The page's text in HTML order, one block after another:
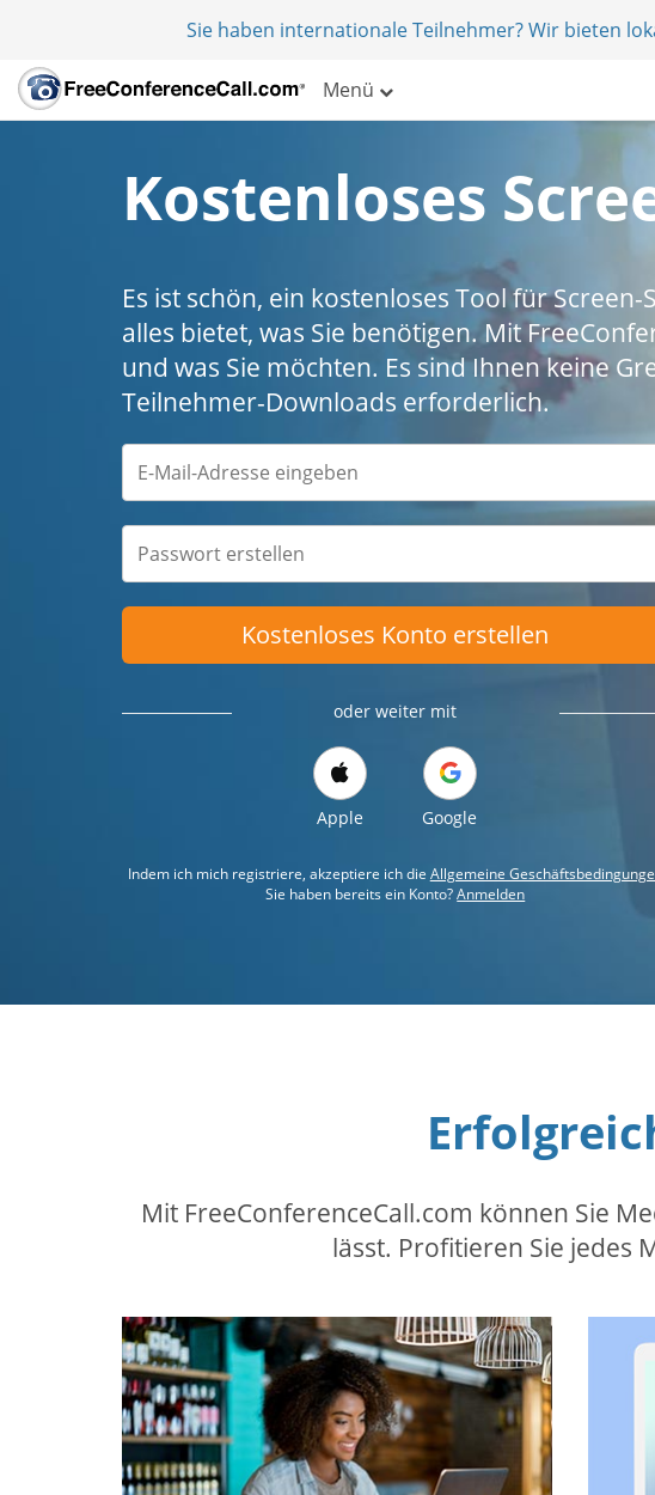
Sie haben internationale Teilnehmer? Wir bieten
Menü
Kostenloses
Es ist schön, ein kostenloses Tool für
alles bietet, was Sie benötigen. Mit
und was Sie möchten. Es sind Ihnen keine
Teilnehmer-Downloads erforderlich.
Kostenloses Konto erstellen
oder weiter mit
Apple Google
Indem ich mich registriere, akzeptiere ich die Allgemeine
Sie haben bereits ein Konto?Anmelden
Mit FreeConferenceCall.com können Sie
lässt. Profitieren Sie jedes